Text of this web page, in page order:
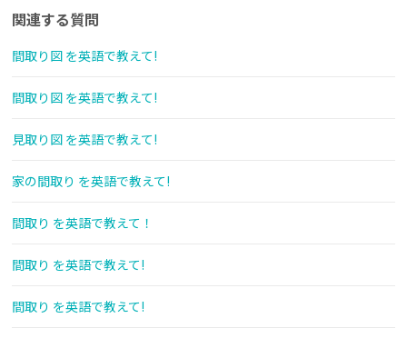
関連する質問
間取り図 を英語で教えて!
間取り図 を英語で教えて!
見取り図 を英語で教えて!
家の間取り を英語で教えて!
間取り を英語で教えて！
間取り を英語で教えて!
間取り を英語で教えて!